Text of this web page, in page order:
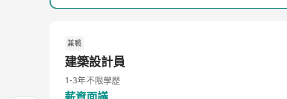
兼職
建築設計員
1-3年不限學歷